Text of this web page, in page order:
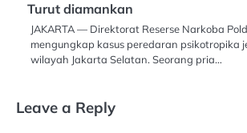
Turut diamankan
JAKARTA — Direktorat Reserse Narkoba
mengungkap kasus peredaran psikotropika
wilayah Jakarta Selatan. Seorang pria…
Leave a Reply